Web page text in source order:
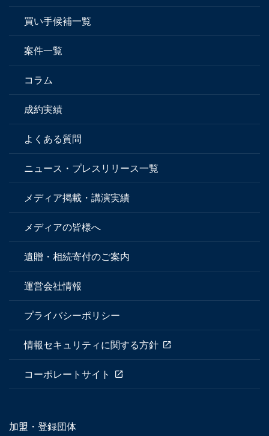
買い手候補一覧
案件一覧
コラム
成約実績
よくある質問
ニュース・プレスリリース一覧
メディア掲載・講演実績
メディアの皆様へ
遺贈・相続寄付のご案内
運営会社情報
プライバシーポリシー
情報セキュリティに関する方針
コーポレートサイト
加盟・登録団体